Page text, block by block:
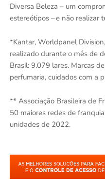
Diversa Beleza – um
estereótipos – e não realizar
*Kantar, Worldpanel
realizado durante o mês de
Brasil: 9.079 lares. Marcas
perfumaria, cuidados com a
** Associação Brasileira de
50 maiores redes de
unidades de 2022.